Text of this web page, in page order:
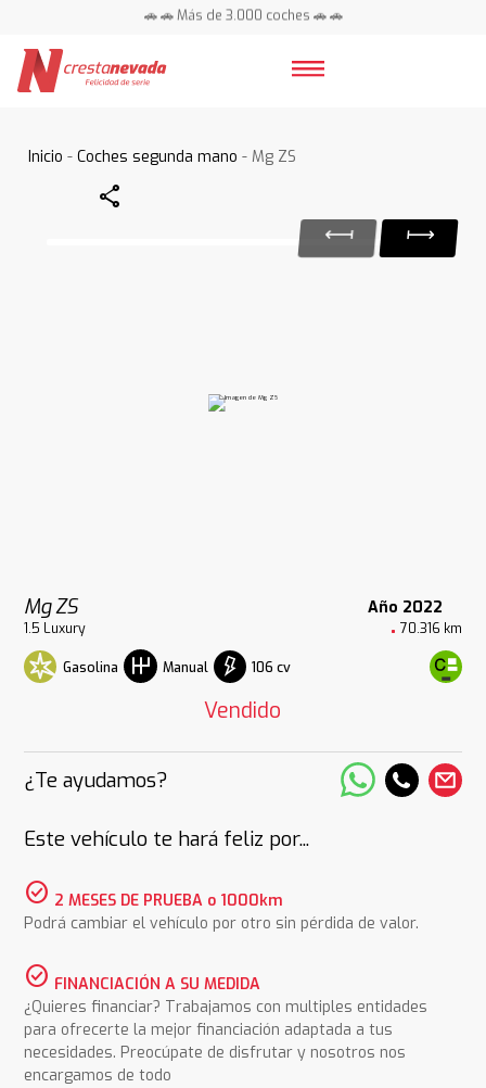
🚗 🚗 Más de 3.000 coches 🚗 🚗
Inicio -Coches segunda mano - Mg ZS
Share
Mg ZS Año 2022
1.5 Luxury 70.316 km
Gasolina Manual 106 cv
Vendido
¿Te ayudamos?
Este vehículo te hará feliz por...
check_circle 2 MESES DE PRUEBA o 1000km
Podrá cambiar el vehículo por otro sin pérdida de valor.
check_circle FINANCIACIÓN A SU MEDIDA
¿Quieres financiar? Trabajamos con multiples entidades
para ofrecerte la mejor financiación adaptada a tus
necesidades. Preocúpate de disfrutar y nosotros nos
encargamos de todo